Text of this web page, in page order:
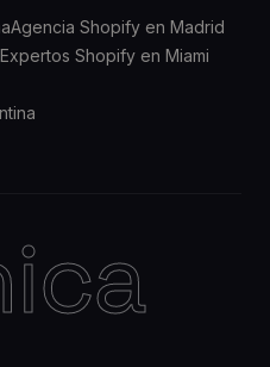
Agencia Shopify en Madrid
Expertos Shopify en Miami